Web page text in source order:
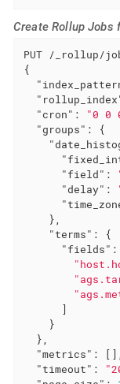
Create Rollup Jobs
PUT /_rollup/
{
"cron" : "0 0
"groups" : {
"field" :
"delay" :
    },
"terms" : {
"fields"
      ]
    }
  },
"metrics" : [],
"timeout" :